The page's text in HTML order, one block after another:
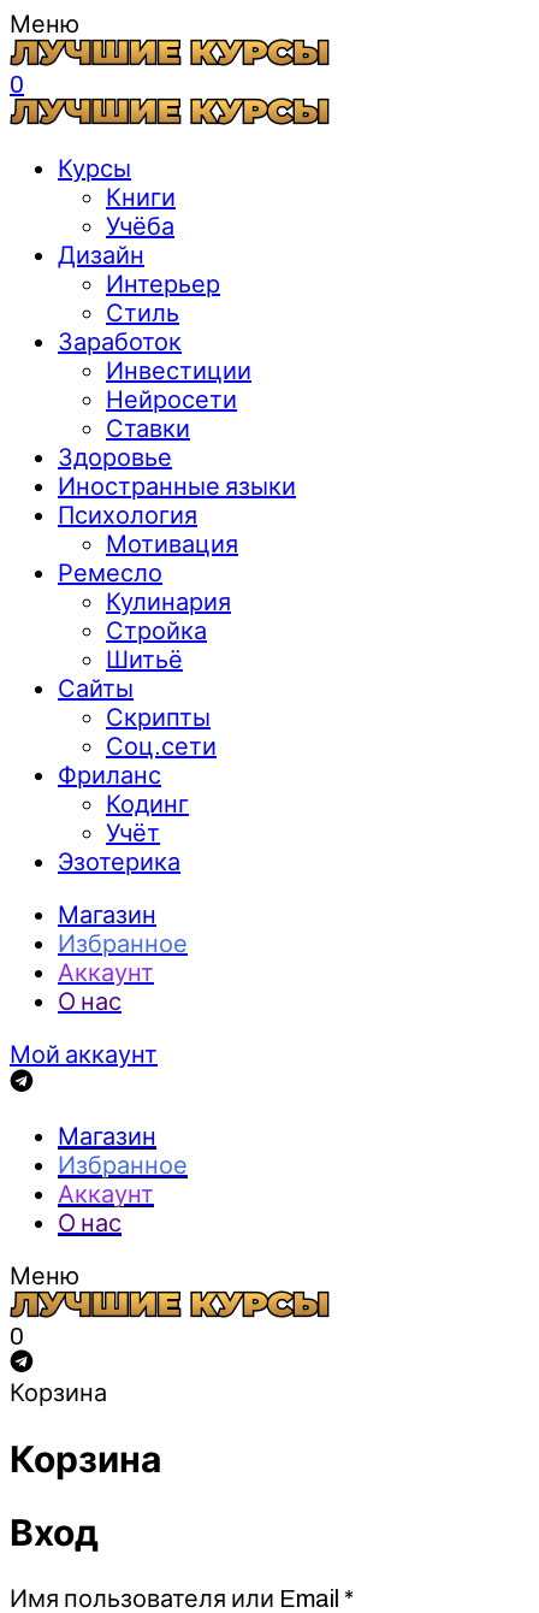
Меню
0
Курсы
Книги
Учёба
Дизайн
Интерьер
Стиль
Заработок
Инвестиции
Нейросети
Ставки
Здоровье
Иностранные языки
Психология
Мотивация
Ремесло
Кулинария
Стройка
Шитьё
Сайты
Скрипты
Соц.сети
Фриланс
Кодинг
Учёт
Эзотерика
Магазин
Избранное
Аккаунт
О нас
Мой аккаунт
Магазин
Избранное
Аккаунт
О нас
Меню
0
Корзина
Корзина
Вход
Имя пользователя или Email *Обязательно